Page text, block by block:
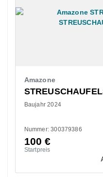
Amazone
Baujahr 2024
Nummer: 300379386
100€
Startpreis